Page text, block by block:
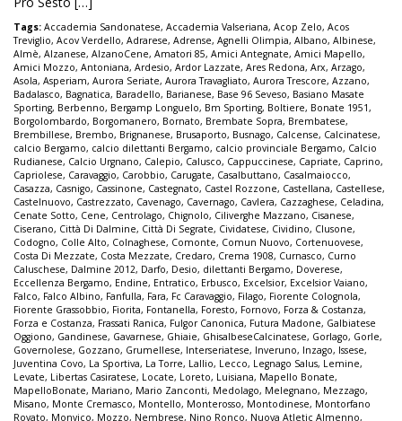
Tags: Accademia Sandonatese, Accademia Valseriana, Acop Zelo, Acos
Treviglio, Acov Verdello, Adrarese, Adrense, Agnelli Olimpia, Albano, Albinese,
Almè, Alzanese, AlzanoCene, Amatori 85, Amici Antegnate, Amici Mapello,
Amici Mozzo, Antoniana, Ardesio, Ardor Lazzate, Ares Redona, Arx, Arzago,
Asola, Asperiam, Aurora Seriate, Aurora Travagliato, Aurora Trescore, Azzano,
Badalasco, Bagnatica, Baradello, Barianese, Base 96 Seveso, Basiano Masate
Sporting, Berbenno, Bergamp Longuelo, Bm Sporting, Boltiere, Bonate 1951,
Borgolombardo, Borgomanero, Bornato, Brembate Sopra, Brembatese,
Brembillese, Brembo, Brignanese, Brusaporto, Busnago, Calcense, Calcinatese,
calcio Bergamo, calcio dilettanti Bergamo, calcio provinciale Bergamo, Calcio
Rudianese, Calcio Urgnano, Calepio, Calusco, Cappuccinese, Capriate, Caprino,
Capriolese, Caravaggio, Carobbio, Carugate, Casalbuttano, Casalmaiocco,
Casazza, Casnigo, Cassinone, Castegnato, Castel Rozzone, Castellana, Castellese,
Castelnuovo, Castrezzato, Cavenago, Cavernago, Cavlera, Cazzaghese, Celadina,
Cenate Sotto, Cene, Centrolago, Chignolo, Ciliverghe Mazzano, Cisanese,
Ciserano, Città Di Dalmine, Città Di Segrate, Cividatese, Cividino, Clusone,
Codogno, Colle Alto, Colnaghese, Comonte, Comun Nuovo, Cortenuovese,
Costa Di Mezzate, Costa Mezzate, Credaro, Crema 1908, Curnasco, Curno
Caluschese, Dalmine 2012, Darfo, Desio, dilettanti Bergamo, Doverese,
Eccellenza Bergamo, Endine, Entratico, Erbusco, Excelsior, Excelsior Vaiano,
Falco, Falco Albino, Fanfulla, Fara, Fc Caravaggio, Filago, Fiorente Colognola,
Fiorente Grassobbio, Fiorita, Fontanella, Foresto, Fornovo, Forza & Costanza,
Forza e Costanza, Frassati Ranica, Fulgor Canonica, Futura Madone, Galbiatese
Oggiono, Gandinese, Gavarnese, Ghiaie, GhisalbeseCalcinatese, Gorlago, Gorle,
Governolese, Gozzano, Grumellese, Interseriatese, Inveruno, Inzago, Issese,
Juventina Covo, La Sportiva, La Torre, Lallio, Lecco, Legnago Salus, Lemine,
Levate, Libertas Casiratese, Locate, Loreto, Luisiana, Mapello Bonate,
MapelloBonate, Mariano, Mario Zanconti, Medolago, Melegnano, Mezzago,
Misano, Monte Cremasco, Montello, Monterosso, Montodinese, Montorfano
Rovato, Monvico, Mozzo, Nembrese, Nino Ronco, Nuova Atletic Almenno,